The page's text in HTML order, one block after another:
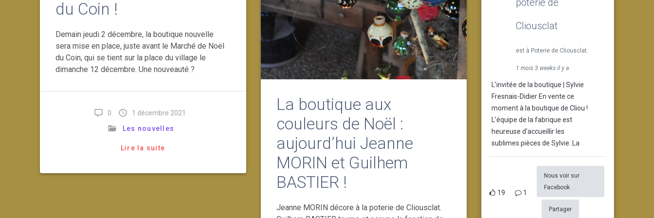
La boutique aux
couleurs de Noël :
aujourd’hui Jeanne
MORIN et Guilhem
BASTIER !
Jeanne MORIN décore à la poterie de Cliousclat.
du Coin !
Demain jeudi 2 décembre, la boutique nouvelle
sera mise en place, juste avant le Marché de Noël
du Coin, qui se tient sur la place du village le
dimanche 12 décembre. Une nouveauté ?
0
1 décembre 2021
Les nouvelles
Lire la suite
poterie de
Cliousclat
est à Poterie de Cliousclat.
1 mois 3 weeks il y a
L’invitée de la boutique | Sylvie
Fresnais-Didier En vente ce
moment à la boutique de Cliou !
L’équipe de la fabrique est
heureuse d’accueillir les
sublimes pièces de Sylvie. La
19 1
Nous voir sur
Facebook
Partager